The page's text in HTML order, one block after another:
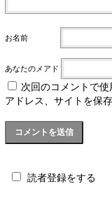
お名前
あなたのメアド
次回のコメントで
アドレス、サイトを保存
読者登録をする